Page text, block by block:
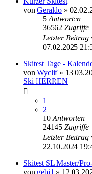
von Geraldo »
5Antworten
36562 Zugriffe
Letzter Beitrag
07.02.2025
Skitest Tage -
von Wyclif»
Ski HERREN
1
2
10Antworten
24145 Zugriffe
Letzter Beitrag
22.10.2024
Skitest SL Master/
von gebi1 »